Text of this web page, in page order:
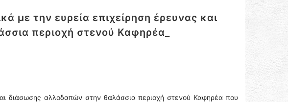
με την ευρεία επιχείρηση έρευνας και
περιοχή στενού Καφηρέα_
διάσωσης αλλοδαπών στην θαλάσσια περιοχή στενού Καφηρέα που